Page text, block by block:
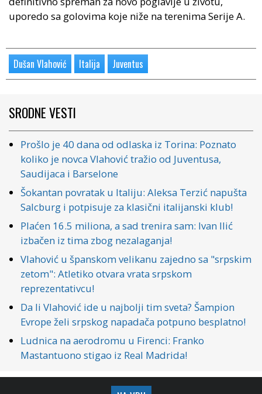
uporedo sa golovima koje niže na terenima Serije A.
Dušan Vlahović Italija Juventus
SRODNE VESTI
Prošlo je 40 dana od odlaska iz Torina: Poznato
koliko je novca Vlahović tražio od Juventusa,
Saudijaca i Barselone
Šokantan povratak u Italiju: Aleksa Terzić napušta
Salcburg i potpisuje za klasični italijanski klub!
Plaćen 16.5 miliona, a sad trenira sam: Ivan Ilić
izbačen iz tima zbog nezalaganja!
Vlahović u španskom velikanu zajedno sa "srpskim
zetom": Atletiko otvara vrata srpskom
reprezentativcu!
Da li Vlahović ide u najbolji tim sveta? Šampion
Evrope želi srpskog napadača potpuno besplatno!
Ludnica na aerodromu u Firenci: Franko
Mastantuono stigao iz Real Madrida!